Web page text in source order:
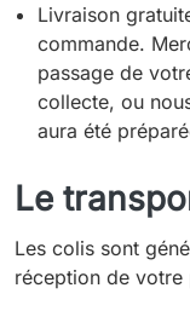
Livraison
commande.
passage de
collecte, ou
aura été
Le
Les colis sont
réception de votre